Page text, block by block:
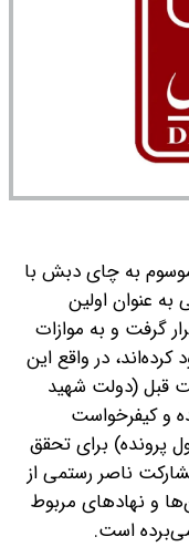
به چای دبش با
عنوان اولین
گرفت و به موازات
کرده‌اند، در واقع این
قبل (دولت شهید
و کیفرخواست
پرونده) برای تحقق
ناصر رستمی از
و نهادهای مربوط
است.